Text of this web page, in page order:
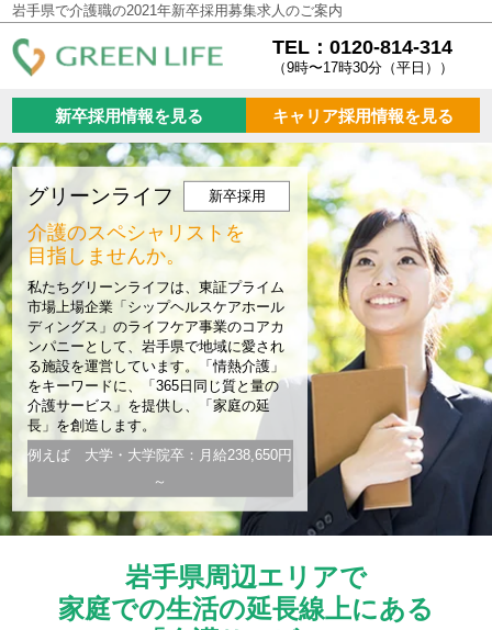
岩手県で介護職の2021年新卒採用募集求人のご案内
TEL：0120-814-314
（9時〜17時30分（平日））
新卒採用情報を見る キャリア採用情報を見る
グリーンライフ 新卒採用
介護のスペシャリストを
目指しませんか。
私たちグリーンライフは、東証プライム
市場上場企業「シップヘルスケアホール
ディングス」のライフケア事業のコアカ
ンパニーとして、岩手県で地域に愛され
る施設を運営しています。「情熱介護」
をキーワードに、「365日同じ質と量の
介護サービス」を提供し、「家庭の延
長」を創造します。
例えば 大学・大学院卒：月給238,650円
～
岩手県周辺エリアで
家庭での生活の延長線上にある